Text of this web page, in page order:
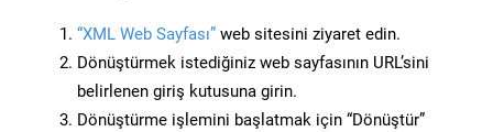
“XML Web Sayfası” web sitesini ziyaret edin.
Dönüştürmek istediğiniz web sayfasının URL’sini
belirlenen giriş kutusuna girin.
Dönüştürme işlemini başlatmak için “Dönüştür”